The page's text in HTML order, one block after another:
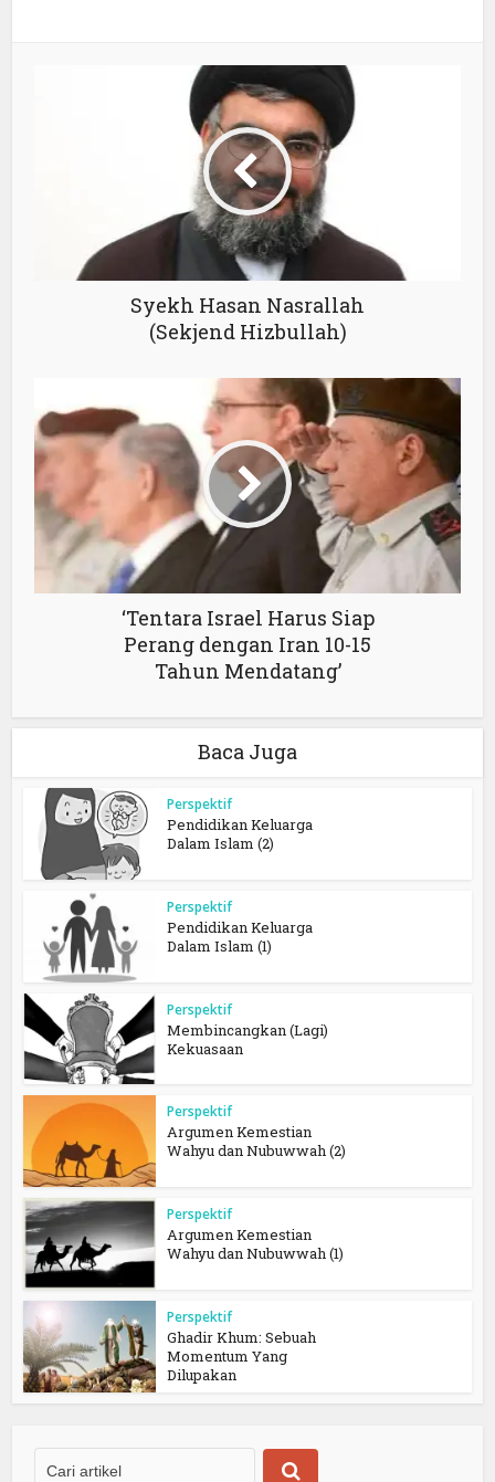
Syekh Hasan Nasrallah
(Sekjend Hizbullah)
‘Tentara Israel Harus Siap
Perang dengan Iran 10-15
Tahun Mendatang’
Baca Juga
Perspektif
Pendidikan Keluarga
Dalam Islam (2)
Perspektif
Pendidikan Keluarga
Dalam Islam (1)
Perspektif
Membincangkan (Lagi)
Kekuasaan
Perspektif
Argumen Kemestian
Wahyu dan Nubuwwah (2)
Perspektif
Argumen Kemestian
Wahyu dan Nubuwwah (1)
Perspektif
Ghadir Khum: Sebuah
Momentum Yang
Dilupakan